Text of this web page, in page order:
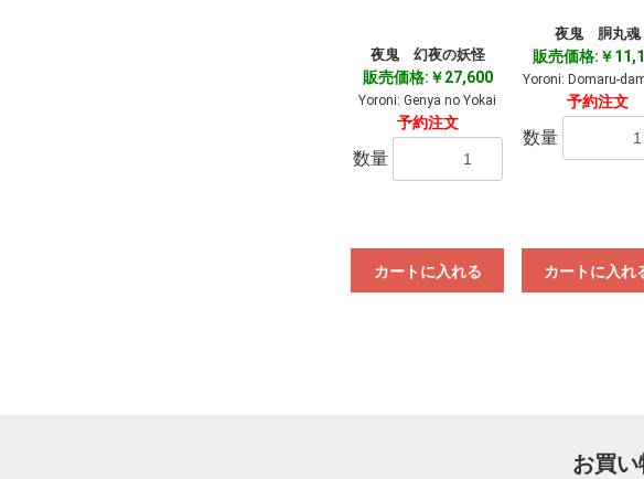
夜鬼 幻夜の妖怪
販売価格:￥27,600
Yoroni: Genya no Yokai
予約注文
数量
カートに入れる
夜鬼 胴丸魂
販売価格:￥
Yoroni: Domaru-
予約注文
数量
カートに入れ
お買